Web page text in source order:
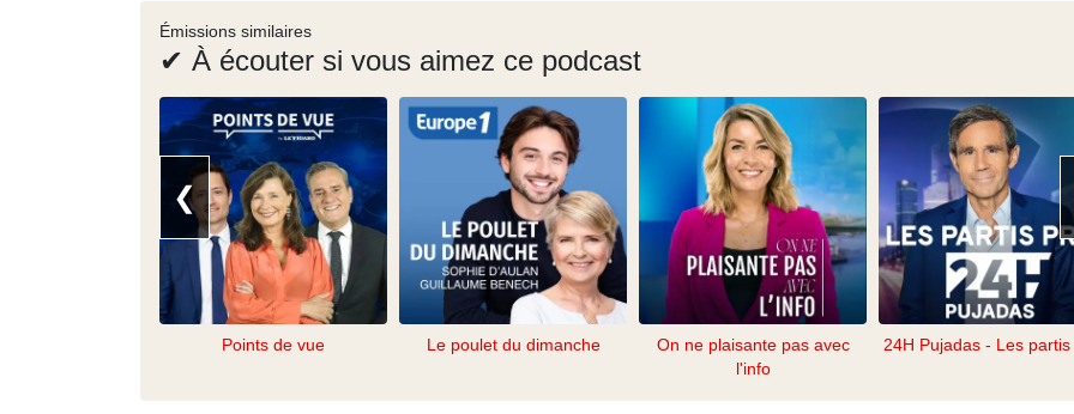
Émissions similaires
✔ À écouter si vous aimez ce podcast
❮
Points de vue Le poulet du dimanche
On ne plaisante pas avec
l'info
24H Pujadas - Les partis